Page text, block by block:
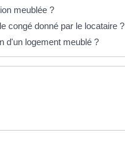
meublée ?
congé donné par le locataire ?
d'un logement meublé ?